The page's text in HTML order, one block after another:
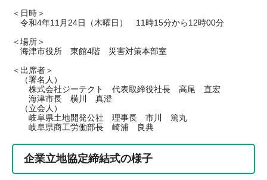
＜日時＞
令和4年11月24日（木曜日） 11時15分から12時00分
＜場所＞
海津市役所 東館4階 災害対策本部室
＜出席者＞
（署名人）
株式会社ジーテクト 代表取締役社長 高尾 直宏
海津市長 横川 真澄
（立会人）
岐阜県土地開発公社 理事長 市川 篤丸
岐阜県商工労働部長 崎浦 良典
企業立地協定締結式の様子